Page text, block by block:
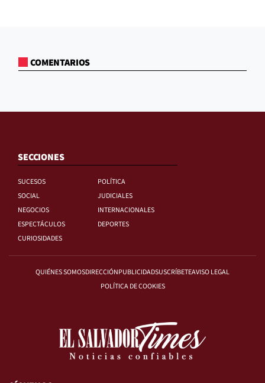
COMENTARIOS
SECCIONES
SUCESOS
POLÍTICA
SOCIAL
JUDICIALES
NEGOCIOS
INTERNACIONALES
ESPECTÁCULOS
DEPORTES
CURIOSIDADES
QUIÉNES SOMOSDIRECCIÓNPUBLICIDADSUSCRÍBETEAVISO LEGAL
POLÍTICA DE COOKIES